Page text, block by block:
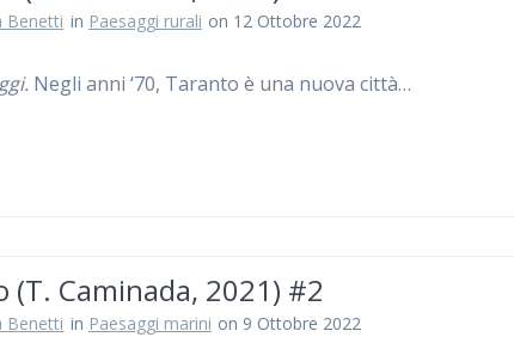
Benetti in Paesaggi rurali on 12 Ottobre 2022
Negli anni ‘70, Taranto è una nuova città…
(T. Caminada, 2021) #2
Benetti in Paesaggi marini on 9 Ottobre 2022